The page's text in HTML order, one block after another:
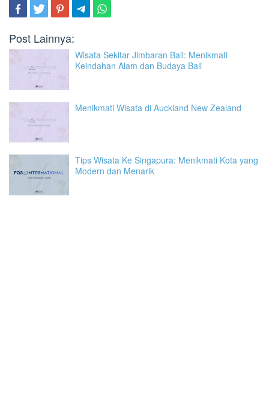
Post Lainnya:
Wisata Sekitar Jimbaran Bali: Menikmati
Keindahan Alam dan Budaya Bali
Menikmati Wisata di Auckland New Zealand
Tips Wisata Ke Singapura: Menikmati Kota yang
Modern dan Menarik